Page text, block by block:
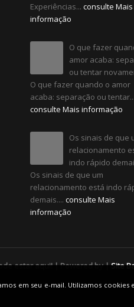
Experiências... consulte Mais
informação
O que fazer
amor acaba:
ou tentar
O que fazer quando o amor
acaba: separação ou tentar...
consulte Mais informação
Os sinais de que
relacionamento
indo rápido
Os sinais de que um
relacionamento está indo
demais.... consulte Mais
informação
estar aqui! | Powered by | Site
em seu e-mail. Utilizamos